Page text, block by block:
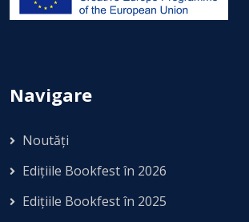
Navigare
Noutăți
Edițiile Bookfest în 2026
Edițiile Bookfest în 2025